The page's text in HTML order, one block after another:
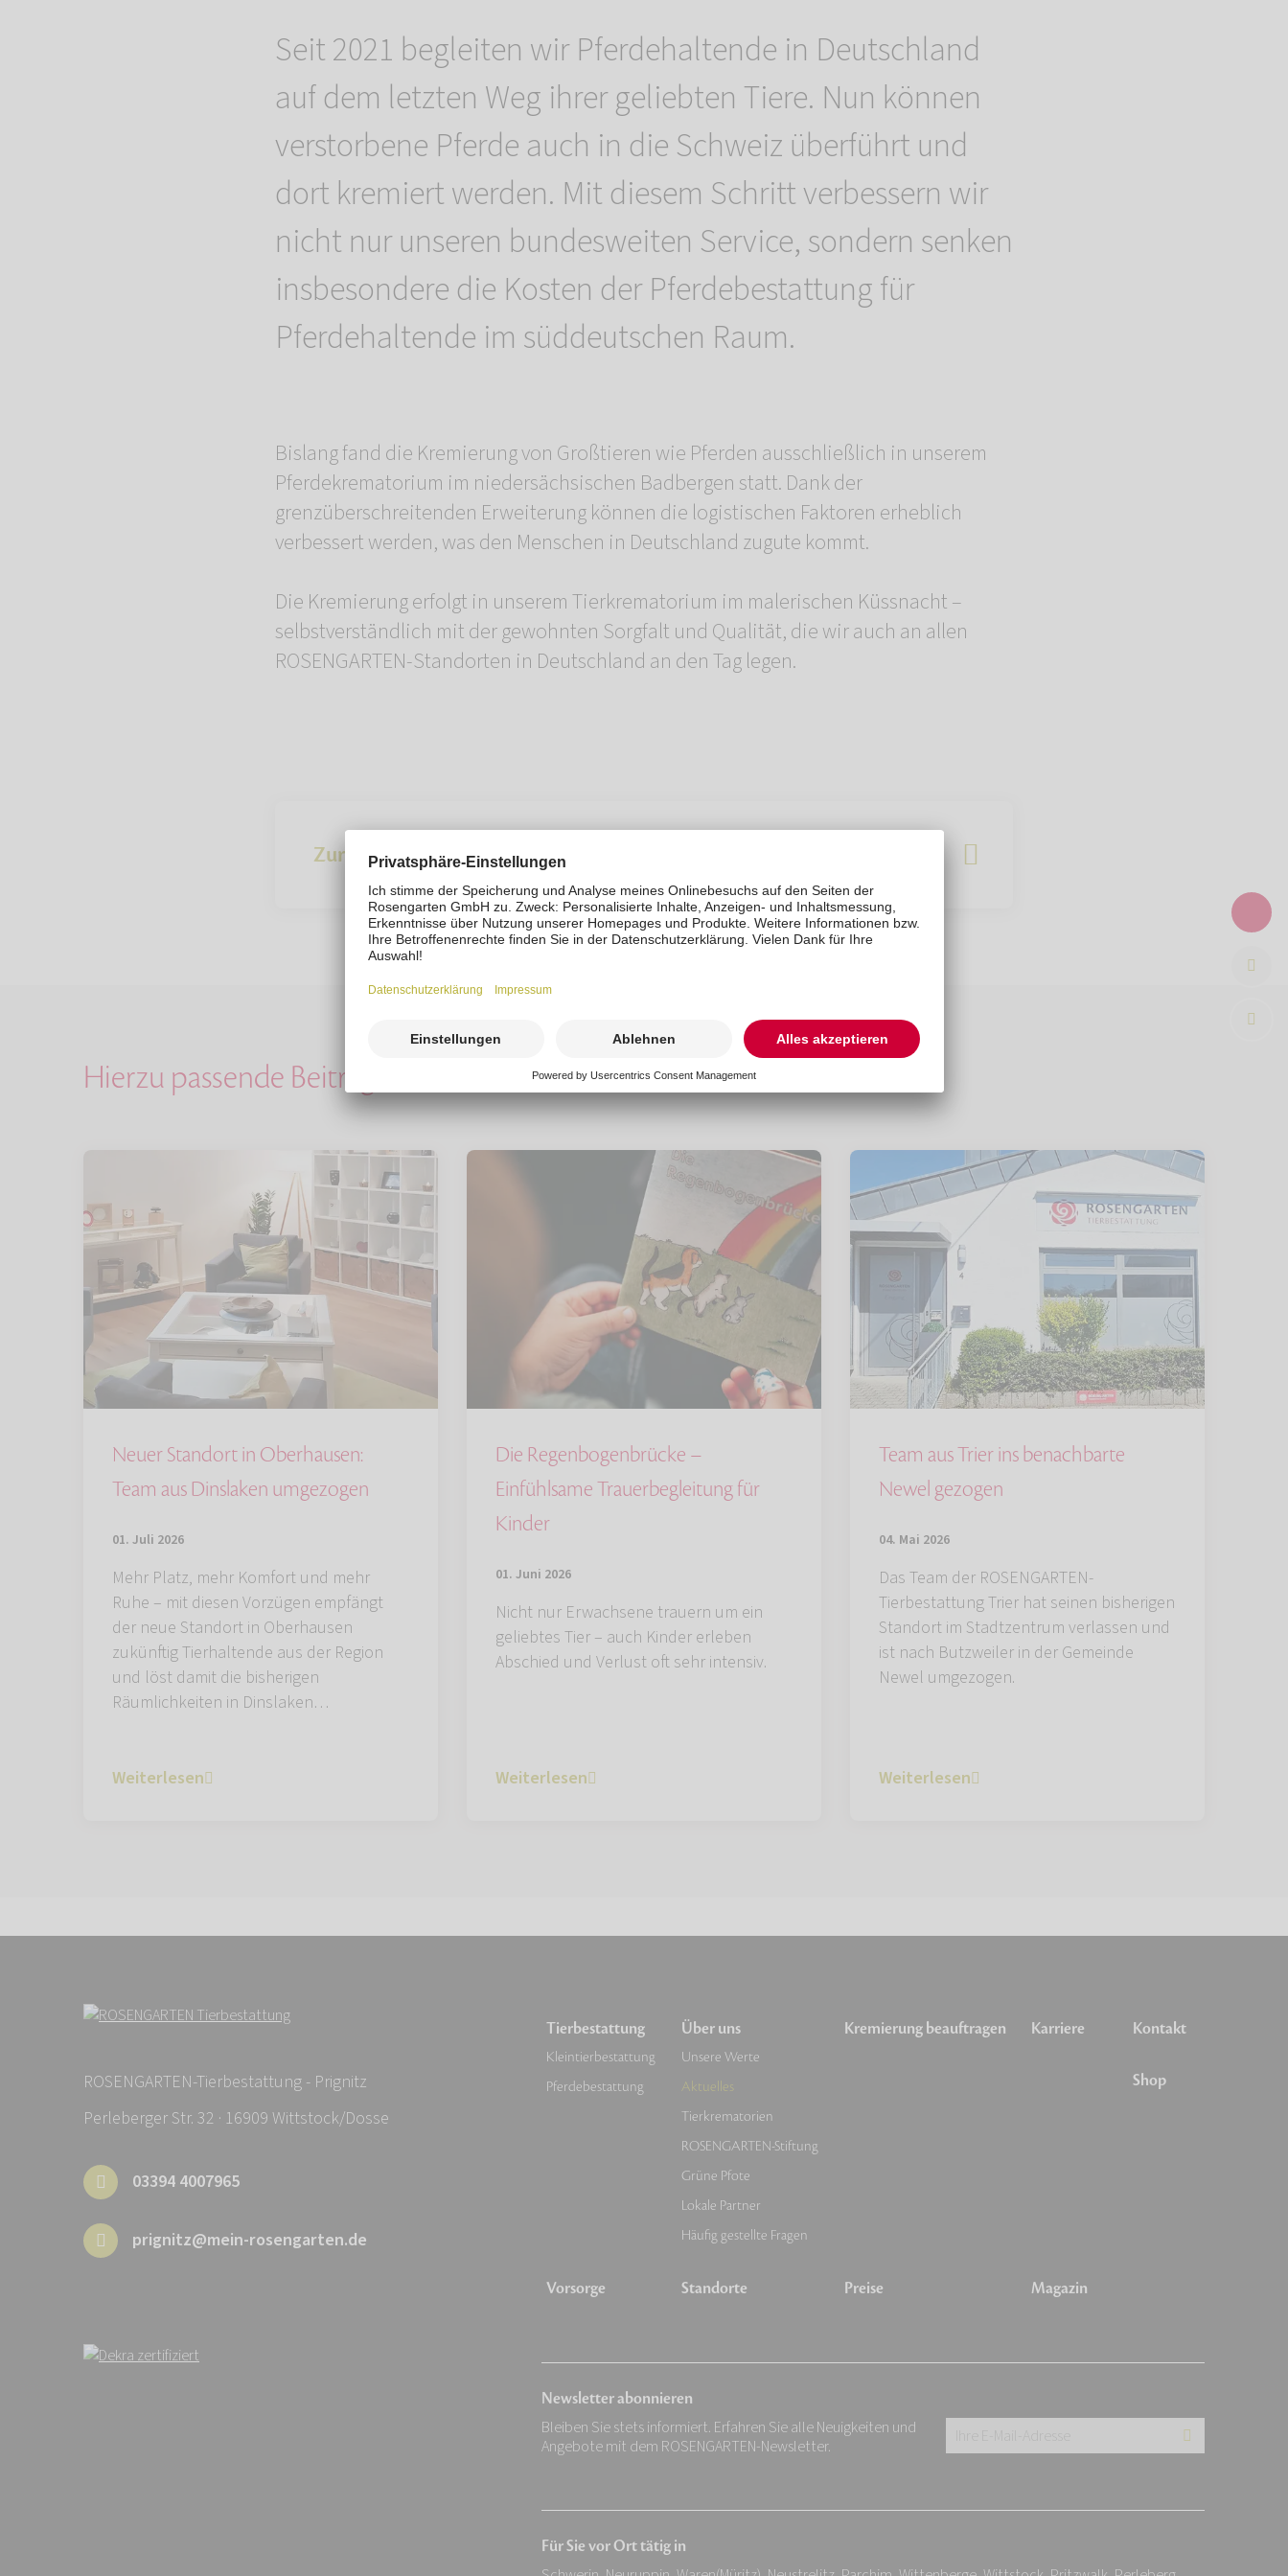
Seit 2021 begleiten wir Pferdehaltende in Deutschland
auf dem letzten Weg ihrer geliebten Tiere. Nun können
verstorbene Pferde auch in die Schweiz überführt und
dort kremiert werden. Mit diesem Schritt verbessern wir
nicht nur unseren bundesweiten Service, sondern senken
insbesondere die Kosten der Pferdebestattung für
Pferdehaltende im süddeutschen Raum.
Bislang fand die Kremierung von Großtieren wie Pferden ausschließlich in unserem
Pferdekrematorium im niedersächsischen Badbergen statt. Dank der
grenzüberschreitenden Erweiterung können die logistischen Faktoren erheblich
verbessert werden, was den Menschen in Deutschland zugute kommt.
Die Kremierung erfolgt in unserem Tierkrematorium im malerischen Küssnacht –
selbstverständlich mit der gewohnten Sorgfalt und Qualität, die wir auch an allen
ROSENGARTEN-Standorten in Deutschland an den Tag legen.
Zur Übersicht
Hierzu passende Beiträge
Neuer Standort in Oberhausen:
Team aus Dinslaken umgezogen
01. Juli 2026
Mehr Platz, mehr Komfort und mehr
Ruhe – mit diesen Vorzügen empfängt
der neue Standort in Oberhausen
zukünftig Tierhaltende aus der Region
und löst damit die bisherigen
Räumlichkeiten in Dinslaken…
Weiterlesen
Die Regenbogenbrücke –
Einfühlsame Trauerbegleitung für
Kinder
01. Juni 2026
Nicht nur Erwachsene trauern um ein
geliebtes Tier – auch Kinder erleben
Abschied und Verlust oft sehr intensiv.
Weiterlesen
Team aus Trier ins benachbarte
Newel gezogen
04. Mai 2026
Das Team der ROSENGARTEN-
Tierbestattung Trier hat seinen bisherigen
Standort im Stadtzentrum verlassen und
ist nach Butzweiler in der Gemeinde
Newel umgezogen.
Weiterlesen
ROSENGARTEN-Tierbestattung - Prignitz
Perleberger Str. 32 · 16909 Wittstock/Dosse
03394 4007965
prignitz@mein-rosengarten.de
Tierbestattung
Kleintierbestattung
Pferdebestattung
Vorsorge
Über uns
Unsere Werte
Aktuelles
Tierkrematorien
ROSENGARTEN-Stiftung
Grüne Pfote
Lokale Partner
Häufig gestellte Fragen
Standorte
Kremierung beauftragen
Preise
Karriere
Magazin
Kontakt
Shop
Newsletter abonnieren
Bleiben Sie stets informiert. Erfahren Sie alle Neuigkeiten und
Angebote mit dem ROSENGARTEN-Newsletter.
E-
Für Sie vor Ort tätig in